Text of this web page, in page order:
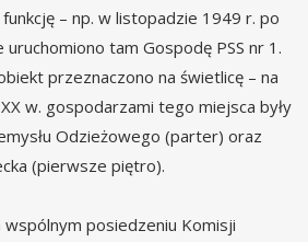
funkcję – np. w listopadzie 1949 r. po
tam Gospodę PSS nr 1.
przeznaczono na świetlicę – na
w. gospodarzami tego miejsca były
Odzieżowego (parter) oraz
(pierwsze piętro).
posiedzeniu Komisji